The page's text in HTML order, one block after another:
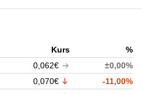
Kurs
%
0,062€
±0,00%
0,070€
-11,00%